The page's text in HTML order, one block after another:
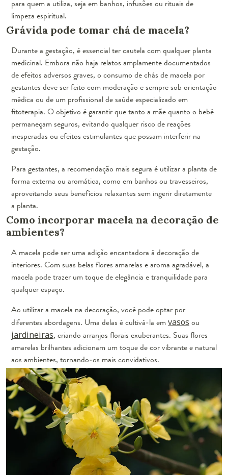
para quem a utiliza, seja em banhos, infusões ou rituais de
limpeza espiritual.
Grávida pode tomar chá de macela?
Durante a gestação, é essencial ter cautela com qualquer planta
medicinal. Embora não haja relatos amplamente documentados
de efeitos adversos graves, o consumo de chás de macela por
gestantes deve ser feito com moderação e sempre sob orientação
médica ou de um profissional de saúde especializado em
fitoterapia. O objetivo é garantir que tanto a mãe quanto o bebê
permaneçam seguros, evitando qualquer risco de reações
inesperadas ou efeitos estimulantes que possam interferir na
gestação.
Para gestantes, a recomendação mais segura é utilizar a planta de
forma externa ou aromática, como em banhos ou travesseiros,
aproveitando seus benefícios relaxantes sem ingerir diretamente
a planta.
Como incorporar macela na decoração de
ambientes?
A macela pode ser uma adição encantadora à decoração de
interiores. Com suas belas flores amarelas e aroma agradável, a
macela pode trazer um toque de elegância e tranquilidade para
qualquer espaço.
Ao utilizar a macela na decoração, você pode optar por
diferentes abordagens. Uma delas é cultivá-la emvasos ou
jardineiras, criando arranjos florais exuberantes. Suas flores
amarelas brilhantes adicionam um toque de cor vibrante e natural
aos ambientes, tornando-os mais convidativos.